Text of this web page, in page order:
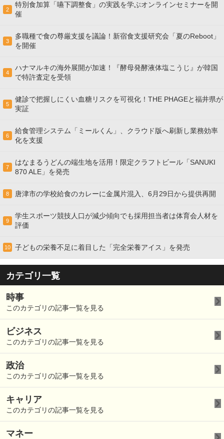
2
特別食加算「嚥下調整食」の実践を学ぶオンラインセミナーを開
催
3
多職種で食の尊厳支援を議論！新宿食支援研究会「夏のReboot」
を開催
4
ハナマルキの海外展開が加速！『酵母発酵液体塩こうじ』が韓国
で特許査定を受領
5
健診で把握しにくい血糖リスクを可視化！THE PHAGEと福井県が
実証
6
給食管理システム「ミールくん」、クラウド版へ刷新し業務効率
化を支援
7
はなまるうどんの端生地を活用！限定クラフトビール「SANUKI
870 ALE」を発売
8 唐津市の学校給食のカレーに金属片混入、6月29日から提供再開
9
学生スポーツ競技人口が減少傾向でも採用担当者は体育会人材を
評価
10 子どもの栄養不足に着目した「完全栄養アイス」を発売
カテゴリ一覧
時事
このカテゴリの記事一覧を見る
ビジネス
このカテゴリの記事一覧を見る
政治
このカテゴリの記事一覧を見る
キャリア
このカテゴリの記事一覧を見る
マネー